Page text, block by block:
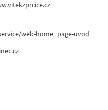
web-home_page-uvod